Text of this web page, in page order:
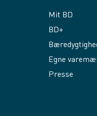
Mit BD
BD+
Egne
Presse